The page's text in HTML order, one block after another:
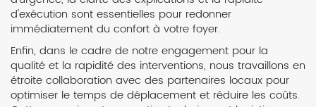
d'exécution sont essentielles pour redonner
immédiatement du confort à votre foyer.
Enfin, dans le cadre de notre engagement pour la
qualité et la rapidité des interventions, nous travaillons en
étroite collaboration avec des partenaires locaux pour
optimiser le temps de déplacement et réduire les coûts.